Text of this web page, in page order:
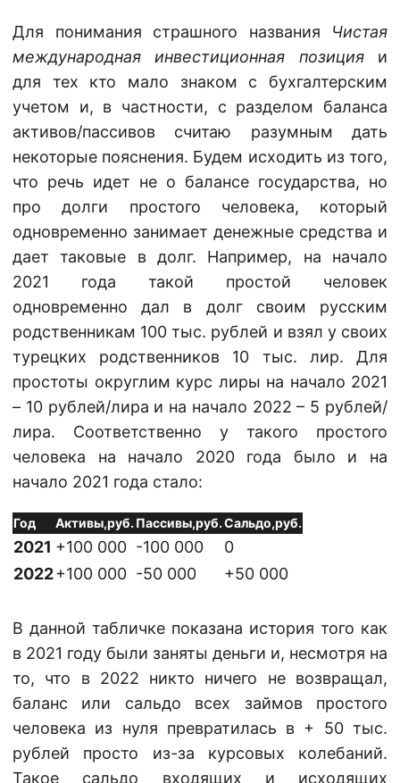
Для понимания страшного названия Чистая
международная инвестиционная позицияи
для тех кто мало знаком с бухгалтерским
учетом и, в частности, с разделом баланса
активов/пассивов считаю разумным дать
некоторые пояснения. Будем исходить из того,
что речь идет не о балансе государства, но
про долги простого человека, который
одновременно занимает денежные средства и
дает таковые в долг. Например, на начало
2021 года такой простой человек
одновременно дал в долг своим русским
родственникам 100 тыс. рублей и взял у своих
турецких родственников 10 тыс. лир. Для
простоты округлим курс лиры на начало 2021
– 10 рублей/лира и на начало 2022 – 5 рублей/
лира. Соответственно у такого простого
человека на начало 2020 года было и на
начало 2021 года стало:
Год Активы,руб. Пассивы,руб.Сальдо,руб.
2021 +100 000 -100 000
0
2022+100 000 -50 000 +50 000
В данной табличке показана история того как
в 2021 году были заняты деньги и, несмотря на
то, что в 2022 никто ничего не возвращал,
баланс или сальдо всех займов простого
человека из нуля превратилась в + 50 тыс.
рублей просто из-за курсовых колебаний.
Такое сальдо входящих и исходящих